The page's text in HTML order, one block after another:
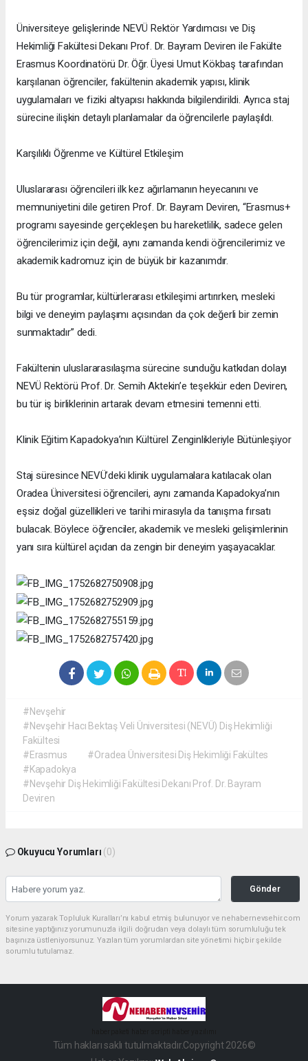
Üniversiteye gelişlerinde NEVÜ Rektör Yardımcısı ve Diş
Hekimliği Fakültesi Dekanı Prof. Dr. Bayram Deviren ile Fakülte
Erasmus Koordinatörü Dr. Öğr. Üyesi Umut Kökbaş tarafından
karşılanan öğrenciler, fakültenin akademik yapısı, klinik
uygulamaları ve fiziki altyapısı hakkında bilgilendirildi. Ayrıca staj
sürecine ilişkin detaylı planlamalar da öğrencilerle paylaşıldı.
Karşılıklı Öğrenme ve Kültürel Etkileşim
Uluslararası öğrencileri ilk kez ağırlamanın heyecanını ve
memnuniyetini dile getiren Prof. Dr. Bayram Deviren, “Erasmus+
programı sayesinde gerçekleşen bu hareketlilik, sadece gelen
öğrencilerimiz için değil, aynı zamanda kendi öğrencilerimiz ve
akademik kadromuz için de büyük bir kazanımdır.
Bu tür programlar, kültürlerarası etkileşimi artırırken, mesleki
bilgi ve deneyim paylaşımı açısından da çok değerli bir zemin
sunmaktadır” dedi.
Fakültenin uluslararasılaşma sürecine sunduğu katkıdan dolayı
NEVÜ Rektörü Prof. Dr. Semih Aktekin’e teşekkür eden Deviren,
bu tür iş birliklerinin artarak devam etmesini temenni etti.
Klinik Eğitim Kapadokya’nın Kültürel Zenginlikleriyle Bütünleşiyor
Staj süresince NEVÜ’deki klinik uygulamalara katılacak olan
Oradea Üniversitesi öğrencileri, aynı zamanda Kapadokya’nın
eşsiz doğal güzellikleri ve tarihi mirasıyla da tanışma fırsatı
bulacak. Böylece öğrenciler, akademik ve mesleki gelişimlerinin
yanı sıra kültürel açıdan da zengin bir deneyim yaşayacaklar.
#Nevşehir
#Nevşehir Hacı Bektaş Veli Üniversitesi (NEVÜ) Diş Hekimliği
Fakültesi
#Erasmus
#Oradea Üniversitesi Diş Hekimliği Fakültes
#Kapadokya
#Nevşehir Diş Hekimliği Fakültesi Dekanı Prof. Dr. Bayram
Deviren
Okuyucu Yorumları (0)
Gönder
Yorum yazarak Topluluk Kuralları’nı kabul etmiş bulunuyor ve nehabernevsehir.com
sitesine yaptığınız yorumunuzla ilgili doğrudan veya dolaylı tüm sorumluluğu tek
başınıza üstleniyorsunuz. Yazılan tüm yorumlardan site yönetimi hiçbir şekilde
sorumlu tutulamaz.
Tüm hakları saklı tutulmaktadır.Copyright 2026©